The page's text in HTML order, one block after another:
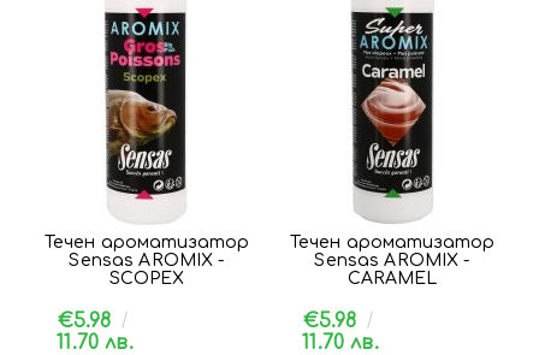
Течен ароматизатор
Sensas AROMIX -
SCOPEX
€5.98
11.70 лв.
Течен ароматизатор
Sensas AROMIX -
CARAMEL
€5.98
11.70 лв.